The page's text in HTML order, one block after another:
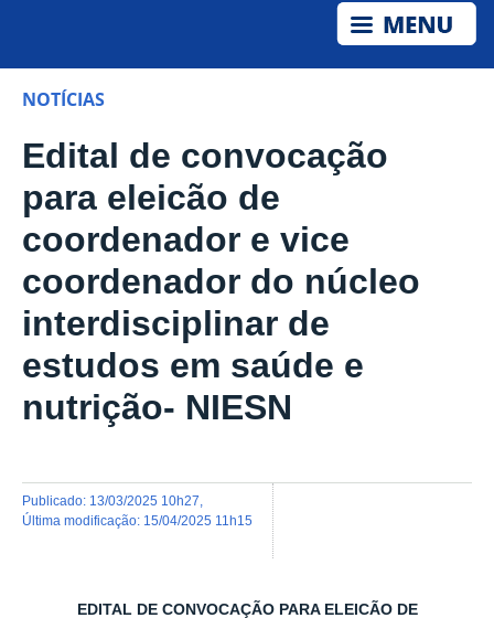
NOTÍCIAS
Edital de convocação
para eleicão de
coordenador e vice
coordenador do núcleo
interdisciplinar de
estudos em saúde e
nutrição- NIESN
publicado: 13/03/2025 10h27
última modificação: 15/04/2025 11h15
EDITAL DE CONVOCAÇÃO PARA ELEICÃO DE